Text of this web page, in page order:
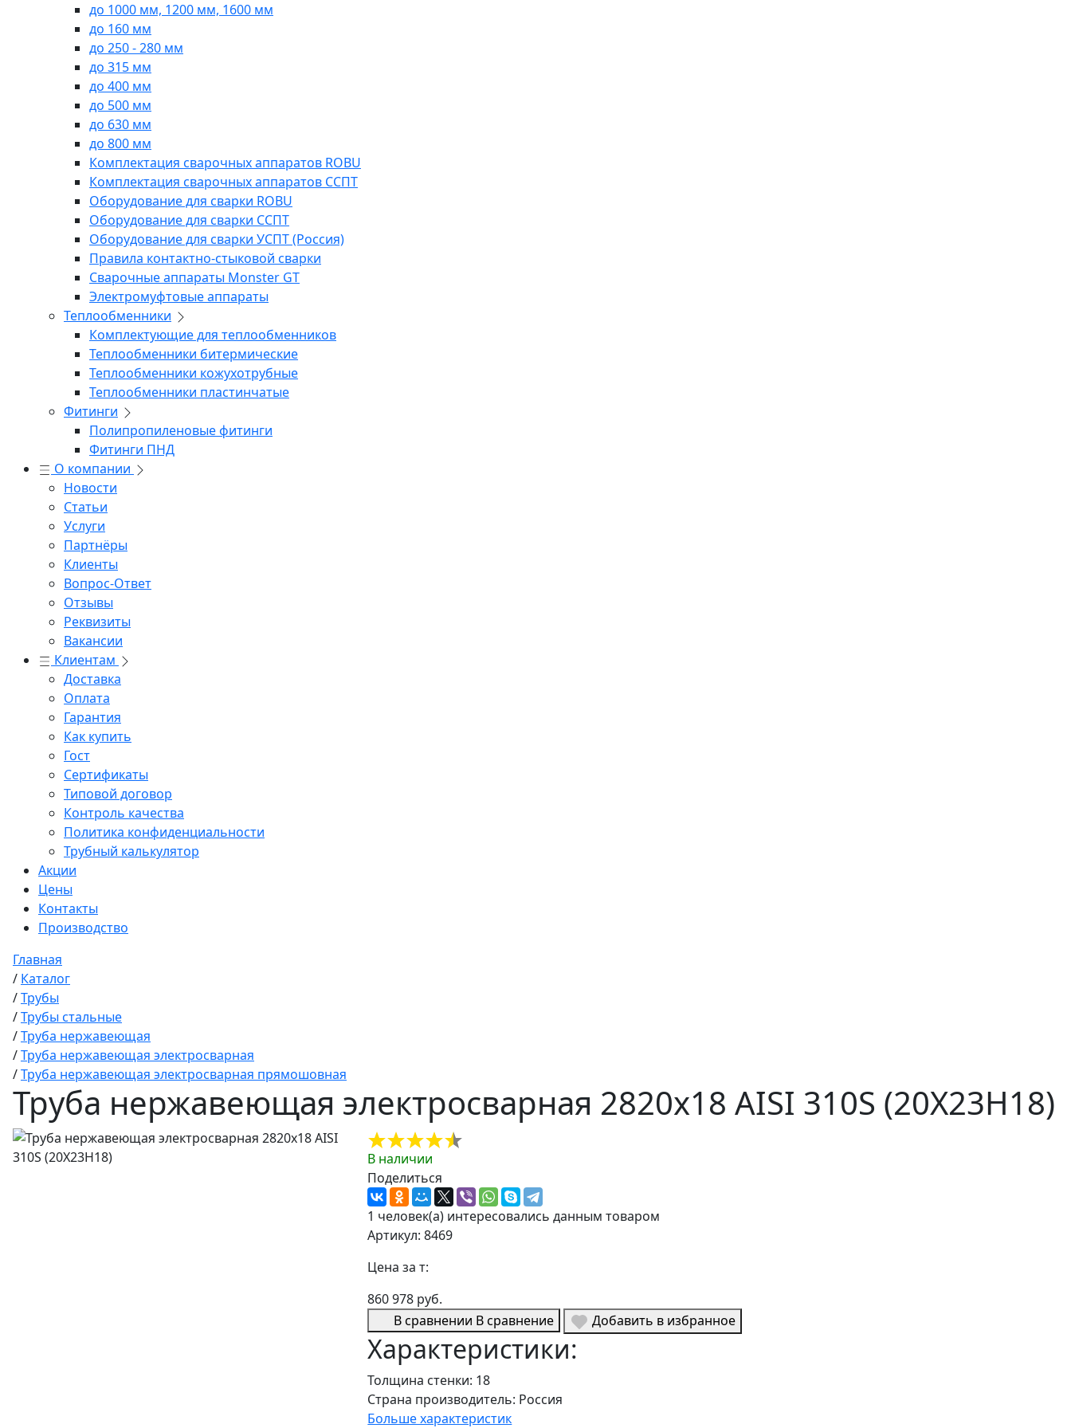
до 1000 мм, 1200 мм, 1600 мм
до 160 мм
до 250 - 280 мм
до 315 мм
до 400 мм
до 500 мм
до 630 мм
до 800 мм
Комплектация сварочных аппаратов ROBU
Комплектация сварочных аппаратов ССПТ
Оборудование для сварки ROBU
Оборудование для сварки ССПТ
Оборудование для сварки УСПТ (Россия)
Правила контактно-стыковой сварки
Сварочные аппараты Monster GT
Электромуфтовые аппараты
Теплообменники
Комплектующие для теплообменников
Теплообменники битермические
Теплообменники кожухотрубные
Теплообменники пластинчатые
Фитинги
Полипропиленовые фитинги
Фитинги ПНД
О компании
Новости
Статьи
Услуги
Партнёры
Клиенты
Вопрос-Ответ
Отзывы
Реквизиты
Вакансии
Клиентам
Доставка
Оплата
Гарантия
Как купить
Гост
Сертификаты
Типовой договор
Контроль качества
Политика конфиденциальности
Трубный калькулятор
Акции
Цены
Контакты
Производство
Главная
/ Каталог
/Трубы
/Трубы стальные
/Труба нержавеющая
/Труба нержавеющая электросварная
/Труба нержавеющая электросварная прямошовная
Труба нержавеющая электросварная 2820х18 AISI 310S (20Х23Н18)
В наличии
Поделиться
1 человек(а) интересовались данным товаром
Артикул: 8469
Цена за т:
860 978 руб.
В сравнении В сравнение Добавить в избранное
Характеристики:
Толщина стенки: 18
Страна производитель: Россия
Больше характеристик